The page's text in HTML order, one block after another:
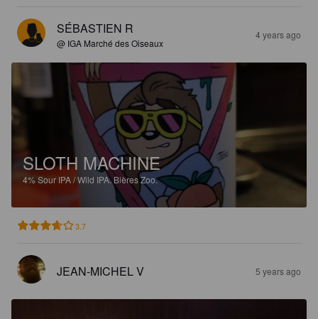
SÉBASTIEN R
@ IGA Marché des Oiseaux
4 years ago
SLOTH MACHINE
4%Sour IPA / Wild IPA.Bières Zoo.
3.7
JEAN-MICHEL V 5 years ago